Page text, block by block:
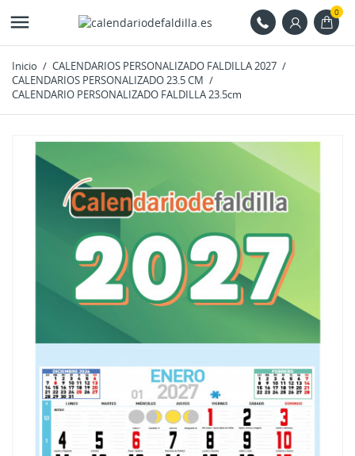
 0
Inicio
CALENDARIOS PERSONALIZADO FALDILLA 2027
CALENDARIOS PERSONALIZADO 23.5 CM
CALENDARIO PERSONALIZADO FALDILLA 23.5cm